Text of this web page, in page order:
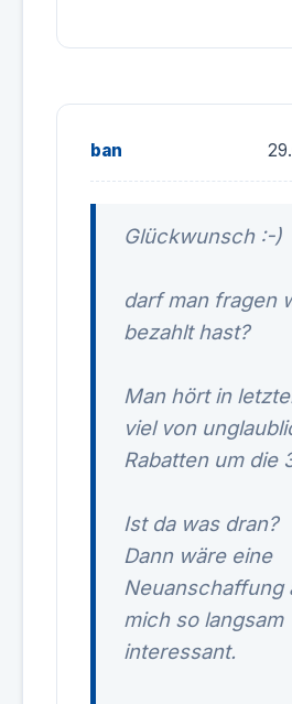
ban
Glückwunsch :-)
darf man fragen
bezahlt hast?
Man hört in
viel von
Rabatten um die
Ist da was dran?
Dann wäre eine
Neuanschaffung
mich so langsam
interessant.